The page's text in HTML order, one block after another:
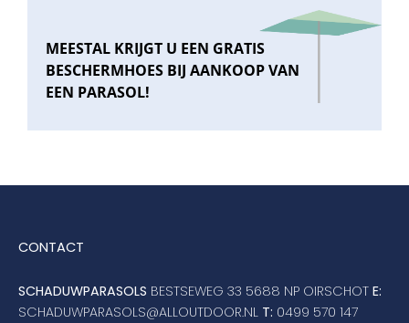
MEESTAL KRIJGT U EEN GRATIS
BESCHERMHOES BIJ AANKOOP VAN
EEN PARASOL!
CONTACT
SCHADUWPARASOLS BESTSEWEG 33 5688 NP OIRSCHOT E:
SCHADUWPARASOLS@ALLOUTDOOR.NL T: 0499 570 147